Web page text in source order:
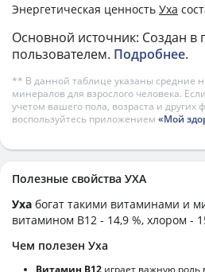
Энергетическая ценность Уха
Основной источник: Создан в
пользователем. Подробнее.
** В данной таблице указаны средние
минералов для взрослого человека.
учетом вашего пола, возраста и других
воспользуйтесь приложением «Мой
Полезные свойства УХА
Уха богат такими витаминами и
витамином B12 - 14,9 %, хлором -
Чем полезен Уха
Витамин В12 играет важную роль